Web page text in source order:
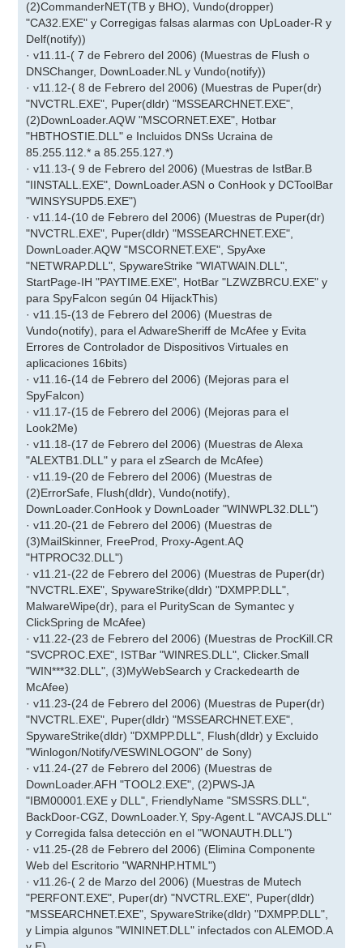
(2)CommanderNET(TB y BHO), Vundo(dropper)
"CA32.EXE" y Corregigas falsas alarmas con UpLoader-R y
Delf(notify))
· v11.11-( 7 de Febrero del 2006) (Muestras de Flush o
DNSChanger, DownLoader.NL y Vundo(notify))
· v11.12-( 8 de Febrero del 2006) (Muestras de Puper(dr)
"NVCTRL.EXE", Puper(dldr) "MSSEARCHNET.EXE",
(2)DownLoader.AQW "MSCORNET.EXE", Hotbar
"HBTHOSTIE.DLL" e Incluidos DNSs Ucraina de
85.255.112.* a 85.255.127.*)
· v11.13-( 9 de Febrero del 2006) (Muestras de IstBar.B
"IINSTALL.EXE", DownLoader.ASN o ConHook y DCToolBar
"WINSYSUPD5.EXE")
· v11.14-(10 de Febrero del 2006) (Muestras de Puper(dr)
"NVCTRL.EXE", Puper(dldr) "MSSEARCHNET.EXE",
DownLoader.AQW "MSCORNET.EXE", SpyAxe
"NETWRAP.DLL", SpywareStrike "WIATWAIN.DLL",
StartPage-IH "PAYTIME.EXE", HotBar "LZWZBRCU.EXE" y
para SpyFalcon según 04 HijackThis)
· v11.15-(13 de Febrero del 2006) (Muestras de
Vundo(notify), para el AdwareSheriff de McAfee y Evita
Errores de Controlador de Dispositivos Virtuales en
aplicaciones 16bits)
· v11.16-(14 de Febrero del 2006) (Mejoras para el
SpyFalcon)
· v11.17-(15 de Febrero del 2006) (Mejoras para el
Look2Me)
· v11.18-(17 de Febrero del 2006) (Muestras de Alexa
"ALEXTB1.DLL" y para el zSearch de McAfee)
· v11.19-(20 de Febrero del 2006) (Muestras de
(2)ErrorSafe, Flush(dldr), Vundo(notify),
DownLoader.ConHook y DownLoader "WINWPL32.DLL")
· v11.20-(21 de Febrero del 2006) (Muestras de
(3)MailSkinner, FreeProd, Proxy-Agent.AQ
"HTPROC32.DLL")
· v11.21-(22 de Febrero del 2006) (Muestras de Puper(dr)
"NVCTRL.EXE", SpywareStrike(dldr) "DXMPP.DLL",
MalwareWipe(dr), para el PurityScan de Symantec y
ClickSpring de McAfee)
· v11.22-(23 de Febrero del 2006) (Muestras de ProcKill.CR
"SVCPROC.EXE", ISTBar "WINRES.DLL", Clicker.Small
"WIN***32.DLL", (3)MyWebSearch y Crackedearth de
McAfee)
· v11.23-(24 de Febrero del 2006) (Muestras de Puper(dr)
"NVCTRL.EXE", Puper(dldr) "MSSEARCHNET.EXE",
SpywareStrike(dldr) "DXMPP.DLL", Flush(dldr) y Excluido
"Winlogon/Notify/VESWINLOGON" de Sony)
· v11.24-(27 de Febrero del 2006) (Muestras de
DownLoader.AFH "TOOL2.EXE", (2)PWS-JA
"IBM00001.EXE y DLL", FriendlyName "SMSSRS.DLL",
BackDoor-CGZ, DownLoader.Y, Spy-Agent.L "AVCAJS.DLL"
y Corregida falsa detección en el "WONAUTH.DLL")
· v11.25-(28 de Febrero del 2006) (Elimina Componente
Web del Escritorio "WARNHP.HTML")
· v11.26-( 2 de Marzo del 2006) (Muestras de Mutech
"PERFONT.EXE", Puper(dr) "NVCTRL.EXE", Puper(dldr)
"MSSEARCHNET.EXE", SpywareStrike(dldr) "DXMPP.DLL",
y Limpia algunos "WININET.DLL" infectados con ALEMOD.A